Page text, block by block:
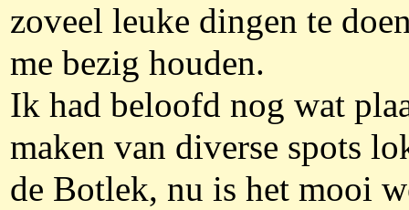
zoveel leuke dingen te
me bezig houden.
Ik had beloofd nog wat
maken van diverse spots
de Botlek, nu is het mooi